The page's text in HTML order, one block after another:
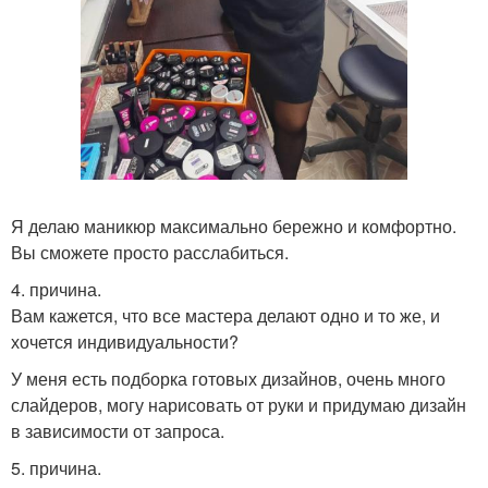
Я делаю маникюр максимально бережно и комфортно.
Вы сможете просто расслабиться.
4. причина.
Вам кажется, что все мастера делают одно и то же, и
хочется индивидуальности?
У меня есть подборка готовых дизайнов, очень много
слайдеров, могу нарисовать от руки и придумаю дизайн
в зависимости от запроса.
5. причина.